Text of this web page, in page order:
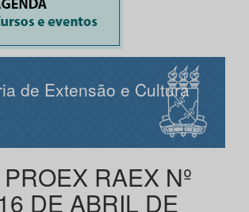
de Extensão e Cultura
RAEX Nº
DE ABRIL DE